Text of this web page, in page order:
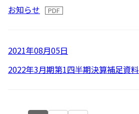
お知らせ
2021年08月05日
2022年3月期第1四半期決算補足資料